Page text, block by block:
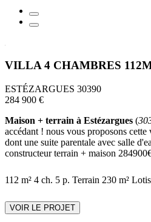
VILLA 4 CHAMBRES
ESTÉZARGUES 30390
284 900 €
Maison + terrain à Estézargues (
accédant ! nous vous proposons
dont une suite parentale avec salle
constructeur terrain + maison
112 m² 4 ch. 5 p. Terrain 230 m²
VOIR LE PROJET